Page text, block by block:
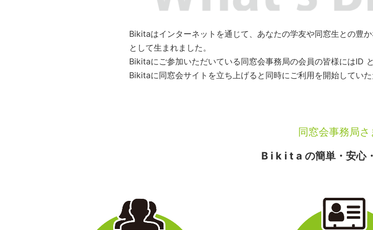
Bikitaはインターネットを通じて、あなたの学友や同窓生との豊
として生まれました。
Bikitaにご参加いただいている同窓会事務局の会員の皆様にはID
Bikitaに同窓会サイトを立ち上げると同時にご利用を開始していた
同窓会事務局さ
B i k i t a の簡単・安心